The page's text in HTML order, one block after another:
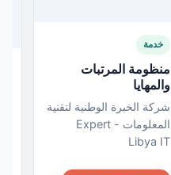
خدمة
منظومة المرتبات
والمهايا
شركة الخبرة الوطنية لتقنية
المعلومات - Expert
Libya IT